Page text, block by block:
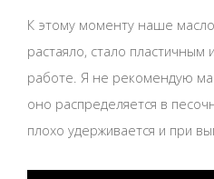
К этому моменту наше
растаяло, стало
работе. Я не рекомендую
оно распределяется в
плохо удерживается и при